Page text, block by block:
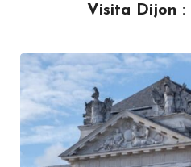
Visita Dijon :